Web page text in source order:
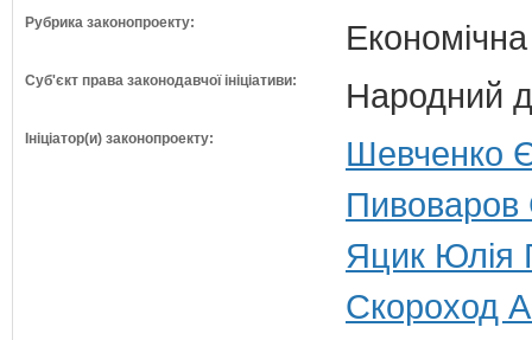
Рубрика законопроекту:
Суб'єкт права законодавчої ініціативи: Народний
Ініціатор(и) законопроекту:
Шевченко
Пивоваров
Яцик Юлія
Скороход